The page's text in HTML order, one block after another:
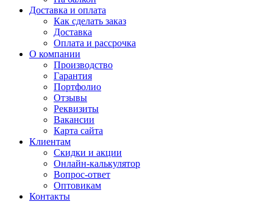
Доставка и оплата
Как сделать заказ
Доставка
Оплата и рассрочка
О компании
Производство
Гарантия
Портфолио
Отзывы
Реквизиты
Вакансии
Карта сайта
Клиентам
Скидки и акции
Онлайн-калькулятор
Вопрос-ответ
Оптовикам
Контакты